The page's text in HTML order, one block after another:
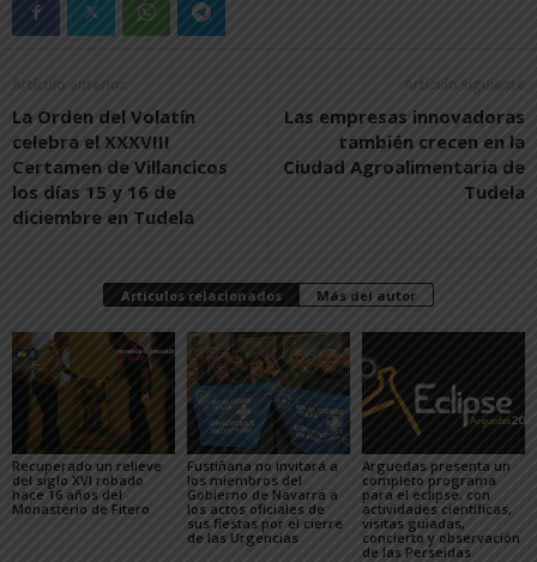
Artículo anterior
La Orden del Volatín
celebra el XXXVIII
Certamen de Villancicos
los días 15 y 16 de
diciembre en Tudela
Artículo siguiente
Las empresas innovadoras
también crecen en la
Ciudad Agroalimentaria de
Tudela
Artículos relacionados Más del autor
Recuperado un relieve
del siglo XVI robado
hace 16 años del
Monasterio de Fitero
Fustiñana no invitará a
los miembros del
Gobierno de Navarra a
los actos oficiales de
sus fiestas por el cierre
de las Urgencias
Arguedas presenta un
completo programa
para el eclipse, con
actividades científicas,
visitas guiadas,
concierto y observación
de las Perseidas